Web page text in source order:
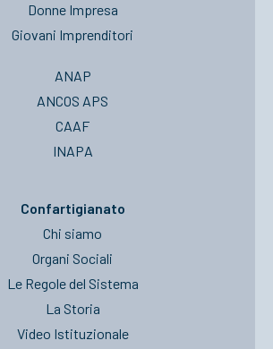
Donne Impresa
Giovani Imprenditori
ANAP
ANCOS APS
CAAF
INAPA
Confartigianato
Chi siamo
Organi Sociali
Le Regole del Sistema
La Storia
Video Istituzionale